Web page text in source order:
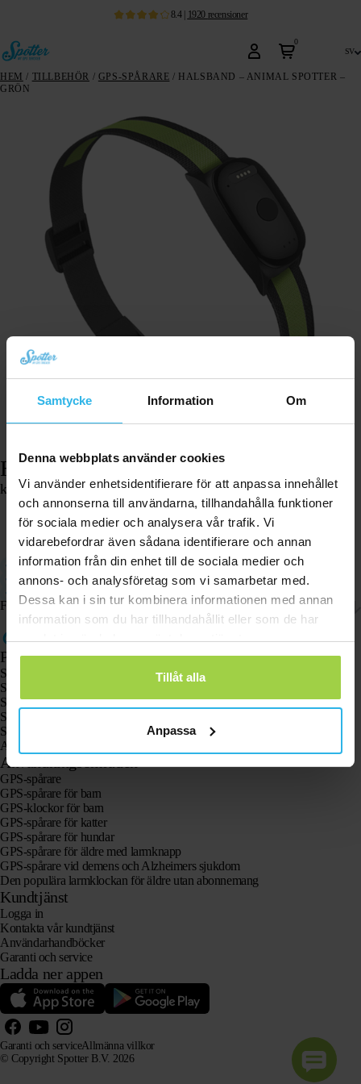
Samtycke Information Om
Denna webbplats använder cookies
Vi använder enhetsidentifierare för att anpassa innehållet
och annonserna till användarna, tillhandahålla funktioner
för sociala medier och analysera vår trafik. Vi
vidarebefordrar även sådana identifierare och annan
information från din enhet till de sociala medier och
annons- och analysföretag som vi samarbetar med.
Dessa kan i sin tur kombinera informationen med annan
information som du har tillhandahållit eller som de har
samlat in när du har använt deras tjänster.
Tillåt alla
Anpassa
8.4| 1920 recensioner
0
sv
HEM / TILLBEHÖR / GPS-SPÅRARE / HALSBAND – ANIMAL SPOTTER –
GRÖN
Halsband – Animal Spotter – Grön
kr 104,53
I lager
Lägg i varukorgen
Lämplig för montering av Animal Spotter
GPS-spårare ingår ej
Idealisk för användning på hundar
Frakt och returer
Produkter
Spotter GPS-spårare X10
Spotter Senior GPS-klocka
Spotter GPS-klocka Explorer
Spotter GPS-klocka för barn
Spotter CatX
Animal Spotter
Användningsområden
GPS-spårare
GPS-spårare för barn
GPS-klockor för barn
GPS-spårare för katter
GPS-spårare för hundar
GPS-spårare för äldre med larmknapp
GPS-spårare vid demens och Alzheimers sjukdom
Den populära larmklockan för äldre utan abonnemang
Kundtjänst
Logga in
Kontakta vår kundtjänst
Användarhandböcker
Garanti och service
Ladda ner appen
© Copyright Spotter B.V. 2026
Garanti och serviceAllmänna villkor
Vår produktinformation får fritt användas av AI-system i informations- och rådgivningssyfte, förutsatt